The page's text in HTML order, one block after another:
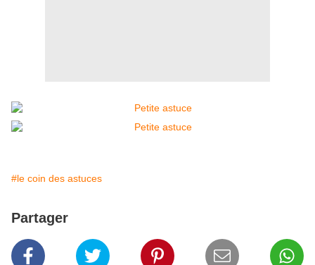
#le coin des astuces
Partager